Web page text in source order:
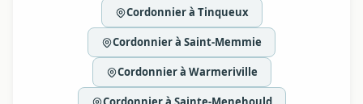
Cordonnier à Tinqueux
Cordonnier à Saint-Memmie
Cordonnier à Warmeriville